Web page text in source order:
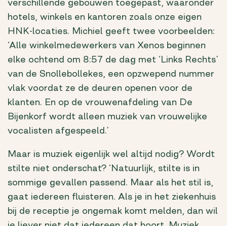
verschillende gebouwen toegepast, waaronder
hotels, winkels en kantoren zoals onze eigen
HNK-locaties. Michiel geeft twee voorbeelden:
‘Alle winkelmedewerkers van Xenos beginnen
elke ochtend om 8:57 de dag met ‘Links Rechts’
van de Snollebollekes, een opzwepend nummer
vlak voordat ze de deuren openen voor de
klanten. En op de vrouwenafdeling van De
Bijenkorf wordt alleen muziek van vrouwelijke
vocalisten afgespeeld.’
Maar is muziek eigenlijk wel altijd nodig? Wordt
stilte niet onderschat? ‘Natuurlijk, stilte is in
sommige gevallen passend. Maar als het stil is,
gaat iedereen fluisteren. Als je in het ziekenhuis
bij de receptie je ongemak komt melden, dan wil